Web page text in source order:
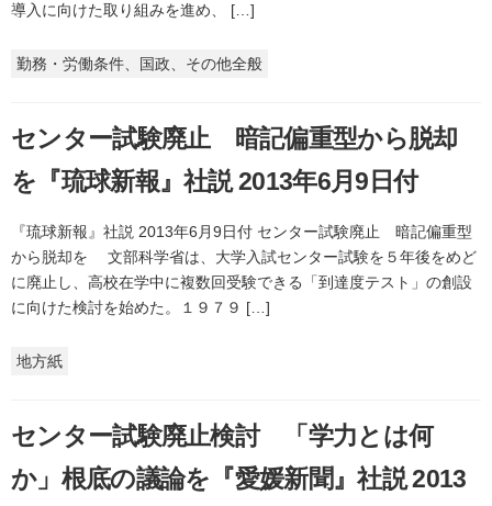
導入に向けた取り組みを進め、 […]
勤務・労働条件、国政、その他全般
センター試験廃止 暗記偏重型から脱却
を『琉球新報』社説 2013年6月9日付
『琉球新報』社説 2013年6月9日付 センター試験廃止 暗記偏重型
から脱却を 文部科学省は、大学入試センター試験を５年後をめど
に廃止し、高校在学中に複数回受験できる「到達度テスト」の創設
に向けた検討を始めた。１９７９ […]
地方紙
センター試験廃止検討 「学力とは何
か」根底の議論を『愛媛新聞』社説 2013